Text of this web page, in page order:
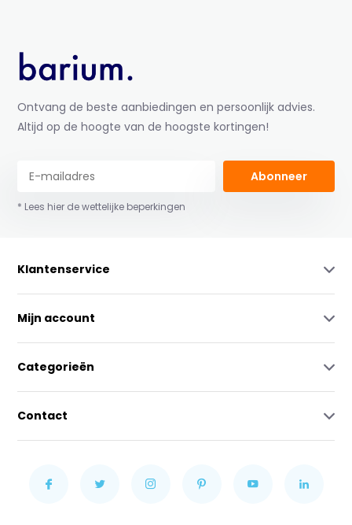
Ontvang de beste aanbiedingen en persoonlijk advies.
Altijd op de hoogte van de hoogste kortingen!
Abonneer
* Lees hier de wettelijke beperkingen
Klantenservice
Mijn account
Categorieën
Contact